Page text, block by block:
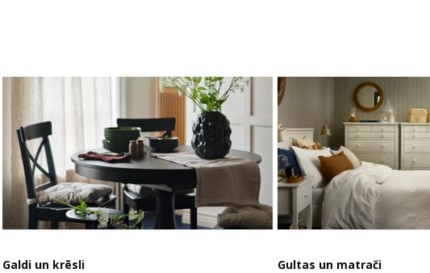
Galdi un krēsli
Gultas un matrači